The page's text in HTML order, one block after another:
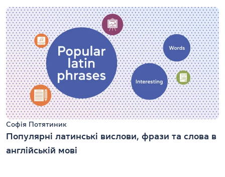
Софія Потятиник
Популярні латинські вислови, фрази та слова в
англійській мові